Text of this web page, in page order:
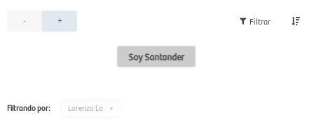
- +
Soy Santander
Filtrando por: Lorenzo Lo